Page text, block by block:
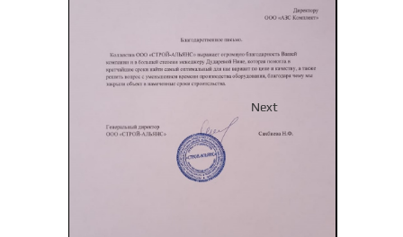
Next